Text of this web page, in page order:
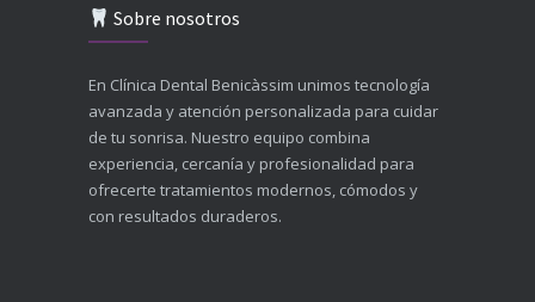
Sobre nosotros
En Clínica Dental Benicàssim unimos tecnología
avanzada y atención personalizada para cuidar
de tu sonrisa. Nuestro equipo combina
experiencia, cercanía y profesionalidad para
ofrecerte tratamientos modernos, cómodos y
con resultados duraderos.